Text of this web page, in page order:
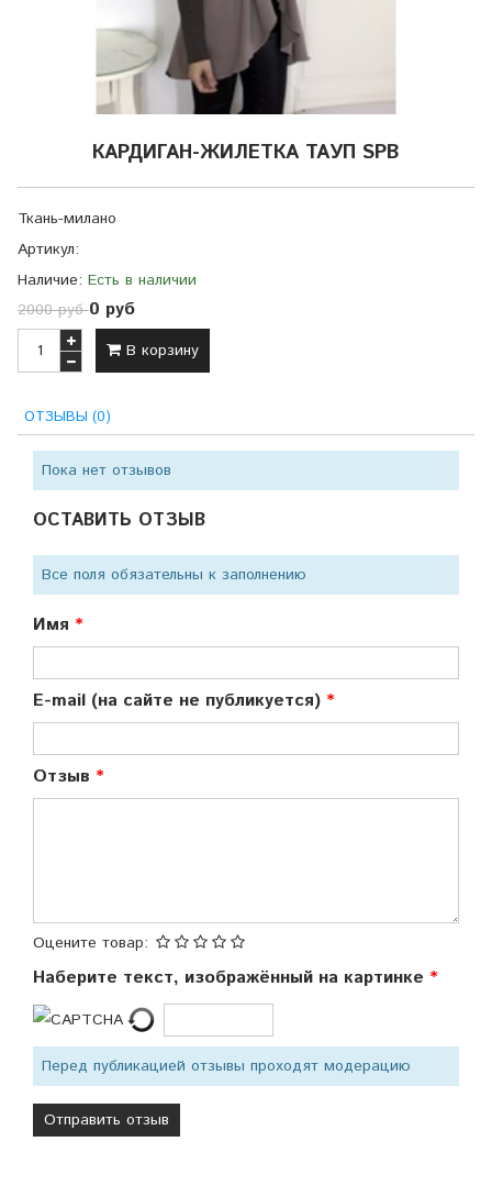
КАРДИГАН-ЖИЛЕТКА ТАУП SPB
Ткань-милано
Артикул:
Наличие: Есть в наличии
2000 руб0 руб
В корзину
ОТЗЫВЫ (0)
Пока нет отзывов
ОСТАВИТЬ ОТЗЫВ
Все поля обязательны к заполнению
Имя
E-mail (на сайте не публикуется)
Отзыв
Оцените товар:
Наберите текст, изображённый на картинке
Перед публикацией отзывы проходят модерацию